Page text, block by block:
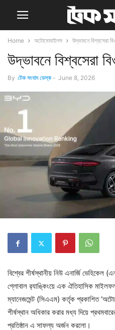
Home অটোমোবাইলস উদ্ভাবনে বিশ্বসেরা
উদ্ভাবনে বিশ্বসেরা
By টেক সংবাদ ডেস্ক - June 8, 2026
বিশ্বের শীর্ষস্থানীয় নিউ এনার্জি ভেহিকেল
গ্লোবাল র‍্যাঙ্কিংয়ে এক ঐতিহাসিক
ম্যানেজমেন্ট (সিএএম) কর্তৃক প্রকাশিত
শীর্ষস্থান অধিকার করার মধ্য দিয়ে
প্রতিষ্ঠান এ সাফল্য অর্জন করলো।